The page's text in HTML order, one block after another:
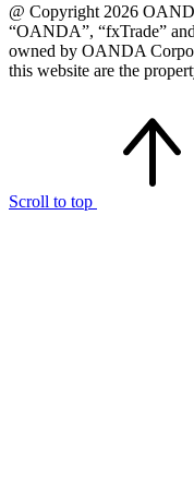
@ Copyright 2026
“OANDA”, “fxTrade”
owned by OANDA
this website are the
Scroll to top